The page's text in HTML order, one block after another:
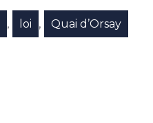
, loi , Quai d’Orsay